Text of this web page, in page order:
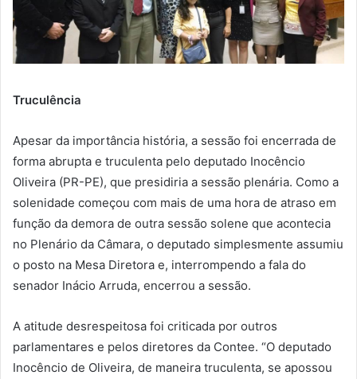
Truculência
Apesar da importância história, a sessão foi encerrada de
forma abrupta e truculenta pelo deputado Inocêncio
Oliveira (PR-PE), que presidiria a sessão plenária. Como a
solenidade começou com mais de uma hora de atraso em
função da demora de outra sessão solene que acontecia
no Plenário da Câmara, o deputado simplesmente assumiu
o posto na Mesa Diretora e, interrompendo a fala do
senador Inácio Arruda, encerrou a sessão.
A atitude desrespeitosa foi criticada por outros
parlamentares e pelos diretores da Contee. “O deputado
Inocêncio de Oliveira, de maneira truculenta, se apossou